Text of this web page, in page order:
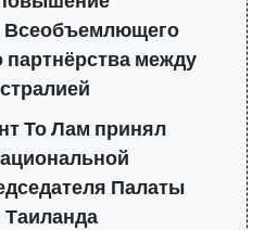
Всеобъемлющего
партнёрства между
То Лам принял
Палаты
Таиланда